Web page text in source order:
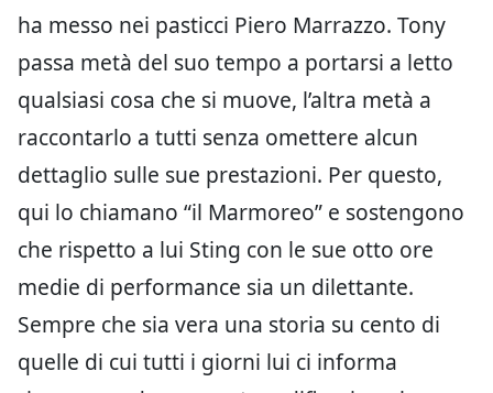
ha messo nei pasticci Piero Marrazzo. Tony
passa metà del suo tempo a portarsi a letto
qualsiasi cosa che si muove, l’altra metà a
raccontarlo a tutti senza omettere alcun
dettaglio sulle sue prestazioni. Per questo,
qui lo chiamano “il Marmoreo” e sostengono
che rispetto a lui Sting con le sue otto ore
medie di performance sia un dilettante.
Sempre che sia vera una storia su cento di
quelle di cui tutti i giorni lui ci informa